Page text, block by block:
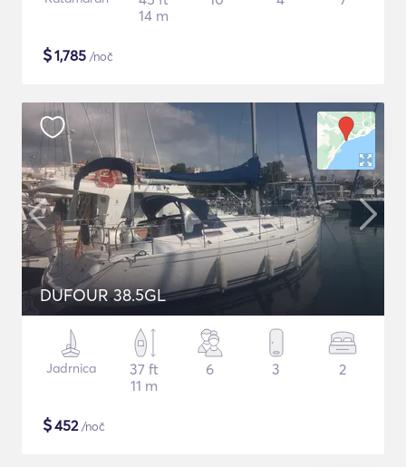
14 m
$1,785 /noč
DUFOUR 38.5GL
Jadrnica
37 ft
11 m
6 3 2
$452/noč